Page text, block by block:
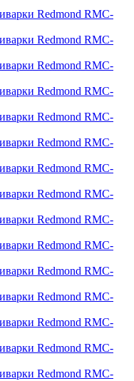
Redmond RMC-
Redmond RMC-
Redmond RMC-
Redmond RMC-
Redmond RMC-
Redmond RMC-
Redmond RMC-
Redmond RMC-
Redmond RMC-
Redmond RMC-
Redmond RMC-
Redmond RMC-
Redmond RMC-
Redmond RMC-
Redmond RMC-